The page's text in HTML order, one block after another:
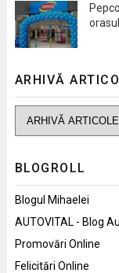
ARHIVĂ
BLOGROLL
Blogul Mihaelei
AUTOVITAL - Blog
Promovări Online
Felicitări Online